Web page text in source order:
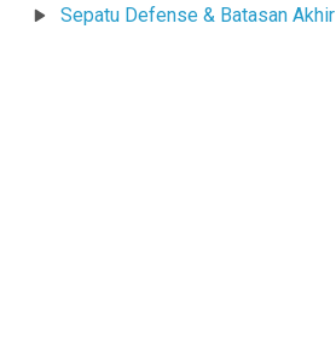
Sepatu Defense & Batasan Akhir